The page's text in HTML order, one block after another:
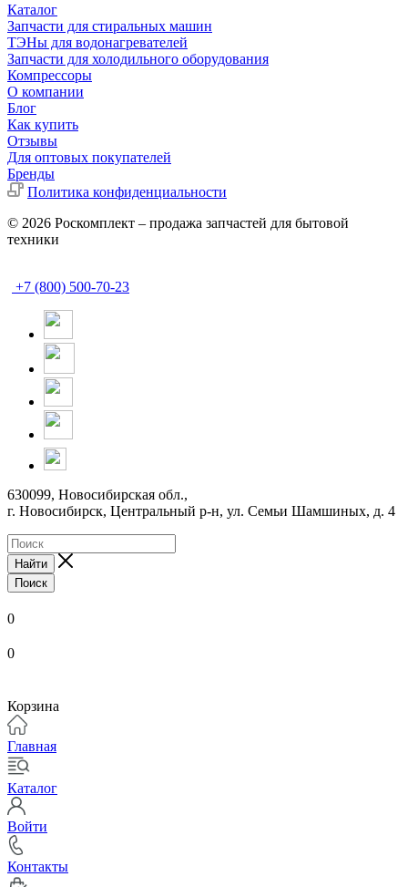
Каталог
Запчасти для стиральных машин
ТЭНы для водонагревателей
Запчасти для холодильного оборудования
Компрессоры
О компании
Блог
Как купить
Отзывы
Для оптовых покупателей
Бренды
Политика конфиденциальности
© 2026 Роскомплект – продажа запчастей для бытовой
техники
+7 (800) 500-70-23
630099, Новосибирская обл.,
г. Новосибирск, Центральный р-н, ул. Семьи Шамшиных, д. 4
Найти
Поиск
0
0
Корзина
Главная
Каталог
Войти
Контакты